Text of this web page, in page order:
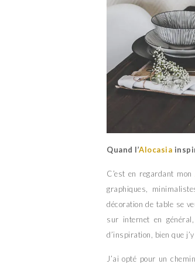
Quand l’Alocasia
C’est en regardant mon
graphiques,
décoration de table se
sur internet en
d’inspiration, bien que
J’ai opté pour un